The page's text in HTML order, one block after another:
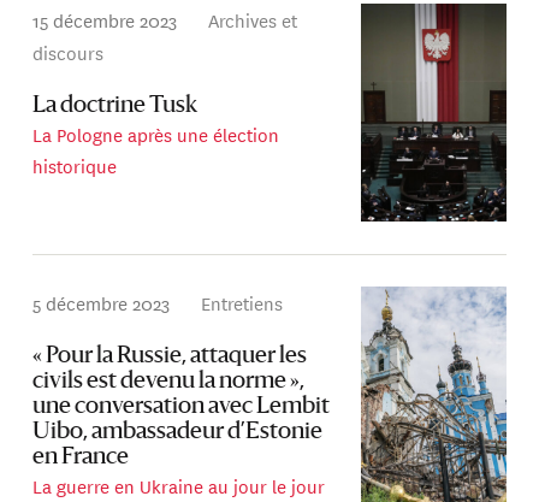
15 décembre 2023
Archives et
discours
La doctrine Tusk
La Pologne après une élection
historique
5 décembre 2023 Entretiens
« Pour la Russie, attaquer les
civils est devenu la norme »,
une conversation avec Lembit
Uibo, ambassadeur d’Estonie
en France
La guerre en Ukraine au jour le jour